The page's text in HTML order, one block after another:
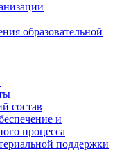
образовательной
состав
и
процесса
поддержки